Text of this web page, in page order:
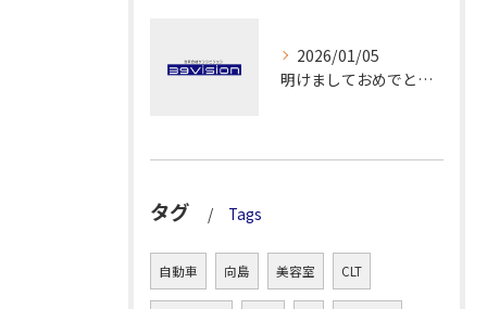
2026/01/05
明けましておめでとうございます！
タグ Tags
自動車 向島 美容室 CLT